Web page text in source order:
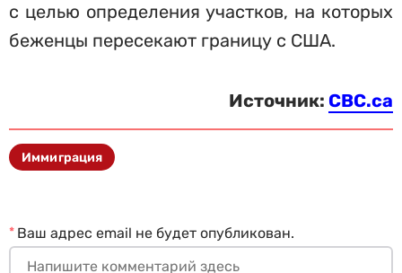
с целью определения участков, на которых
беженцы пересекают границу с США.
Источник: CBC.ca
Иммиграция
Ваш адрес email не будет опубликован.
*